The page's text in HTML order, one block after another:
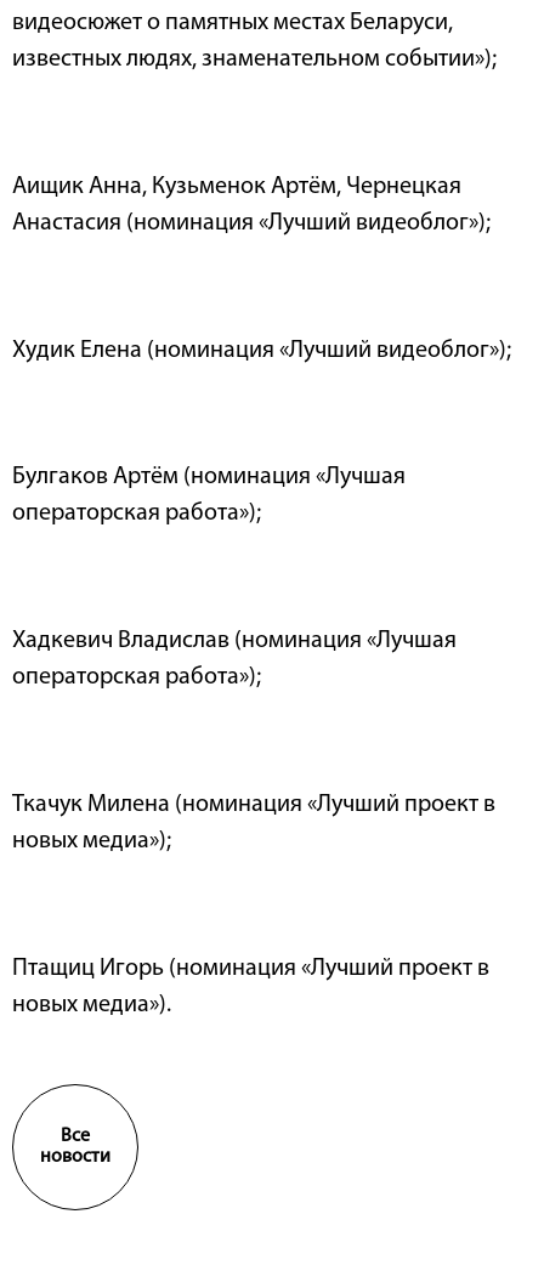
видеосюжет о памятных местах Беларуси,
известных людях, знаменательном событии»);
Аищик Анна, Кузьменок Артём, Чернецкая
Анастасия (номинация «Лучший видеоблог»);
Худик Елена (номинация «Лучший видеоблог»);
Булгаков Артём (номинация «Лучшая
операторская работа»);
Хадкевич Владислав (номинация «Лучшая
операторская работа»);
Ткачук Милена (номинация «Лучший проект в
новых медиа»);
Птащиц Игорь (номинация «Лучший проект в
новых медиа»).
Все
новости